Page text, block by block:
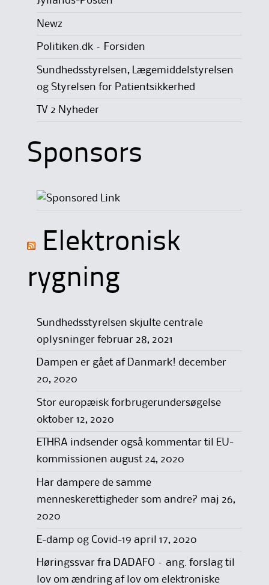
Newz
Politiken.dk – Forsiden
Sundhedsstyrelsen, Lægemiddelstyrelsen
og Styrelsen for Patientsikkerhed
TV 2 Nyheder
Sponsors
Elektronisk
rygning
Sundhedsstyrelsen skjulte centrale
oplysninger februar 28, 2021
Dampen er gået af Danmark! december
20, 2020
Stor europæisk forbrugerundersøgelse
oktober 12, 2020
ETHRA indsender også kommentar til EU-
kommissionen august 24, 2020
Har dampere de samme
menneskerettigheder som andre? maj 26,
2020
E-damp og Covid-19 april 17, 2020
Høringssvar fra DADAFO – ang. forslag til
lov om ændring af lov om elektroniske